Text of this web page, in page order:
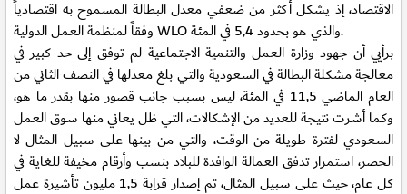
الاقتصاد، إذ يشكل أكثر من ضعفي معدل البطالة المسموح به اقتصادياً
وفقاً لمنظمة العمل الدولية WLO والذي هو بحدود 5,4 في المئة.
برأيي أن جهود وزارة العمل والتنمية الاجتماعية لم توفق إلى حد كبير في
معالجة مشكلة البطالة في السعودية والتي بلغ معدلها في النصف الثاني من
العام الماضي 11,5 في المئة، ليس بسبب جانب قصور منها بقدر ما هو،
وكما أشرت نتيجة للعديد من الإشكالات، التي ظل يعاني منها سوق العمل
السعودي لفترة طويلة من الوقت، والتي من بينها على سبيل المثال لا
الحصر، استمرار تدفق العمالة الوافدة للبلاد بنسب وأرقام مخيفة للغاية في
كل عام، حيث على سبيل المثال، تم إصدار قرابة 1,5 مليون تأشيرة عمل